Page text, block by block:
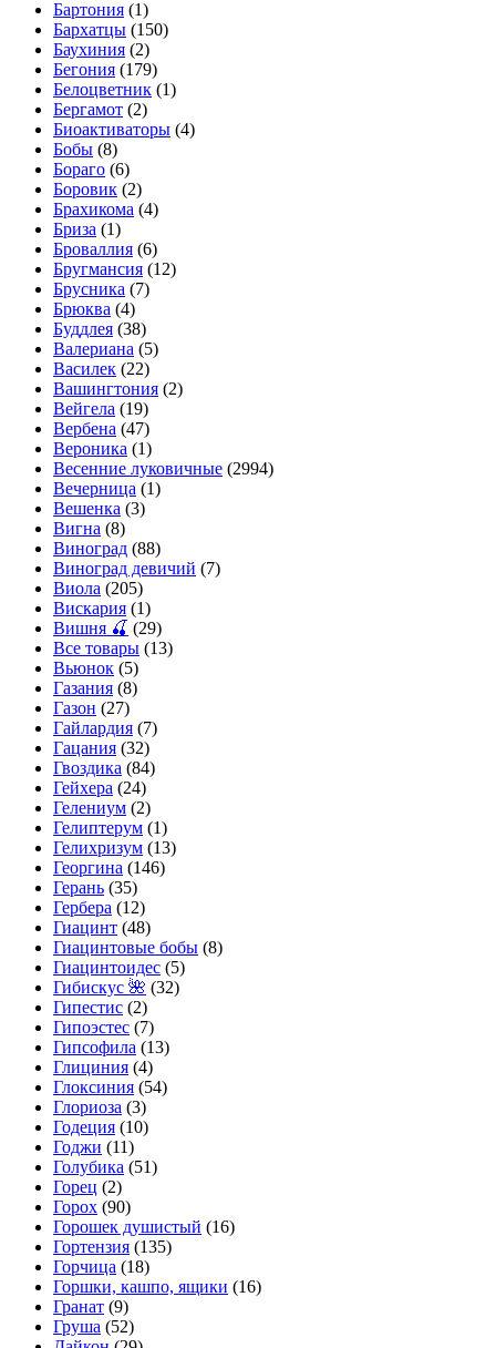
Бартония (1)
Бархатцы (150)
Баухиния (2)
Бегония (179)
Белоцветник (1)
Бергамот (2)
Биоактиваторы (4)
Бобы (8)
Бораго (6)
Боровик (2)
Брахикома (4)
Бриза (1)
Броваллия (6)
Бругмансия (12)
Брусника (7)
Брюква (4)
Буддлея (38)
Валериана (5)
Василек (22)
Вашингтония (2)
Вейгела (19)
Вербена (47)
Вероника (1)
Весенние луковичные (2994)
Вечерница (1)
Вешенка (3)
Вигна (8)
Виноград (88)
Виноград девичий (7)
Виола (205)
Вискария (1)
Вишня 🍒 (29)
Все товары (13)
Вьюнок (5)
Газания (8)
Газон (27)
Гайлардия (7)
Гацания (32)
Гвоздика (84)
Гейхера (24)
Гелениум (2)
Гелиптерум (1)
Гелихризум (13)
Георгина (146)
Герань (35)
Гербера (12)
Гиацинт (48)
Гиацинтовые бобы (8)
Гиацинтоидес (5)
Гибискус 🌺 (32)
Гипестис (2)
Гипоэстес (7)
Гипсофила (13)
Глициния (4)
Глоксиния (54)
Глориоза (3)
Годеция (10)
Годжи (11)
Голубика (51)
Горец (2)
Горох (90)
Горошек душистый (16)
Гортензия (135)
Горчица (18)
Горшки, кашпо, ящики (16)
Гранат (9)
Груша (52)